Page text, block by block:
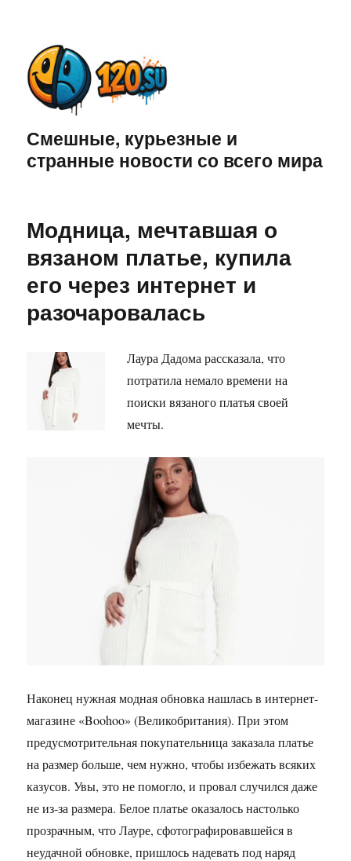
Смешные, курьезные и
странные новости со всего мира
Модница, мечтавшая о
вязаном платье, купила
его через интернет и
разочаровалась
Лаура Дадома рассказала, что
потратила немало времени на
поиски вязаного платья своей
мечты.
Наконец нужная модная обновка нашлась в интернет-
магазине «Boohoo» (Великобритания). При этом
предусмотрительная покупательница заказала платье
на размер больше, чем нужно, чтобы избежать всяких
казусов. Увы, это не помогло, и провал случился даже
не из-за размера. Белое платье оказалось настолько
прозрачным, что Лауре, сфотографировавшейся в
неудачной обновке, пришлось надевать под наряд